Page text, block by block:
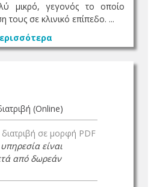
μικρό, γεγονός το οποίο
τους σε κλινικό επίπεδο. ...
(Online)
διατριβή σε μορφή PDF
είναι
από δωρεάν